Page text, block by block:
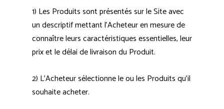
1) Les Produits sont présentés sur le Site avec
un descriptif mettant l’Acheteur en mesure de
connaître leurs caractéristiques essentielles, leur
prix et le délai de livraison du Produit.
2) L’Acheteur sélectionne le ou les Produits qu’il
souhaite acheter.